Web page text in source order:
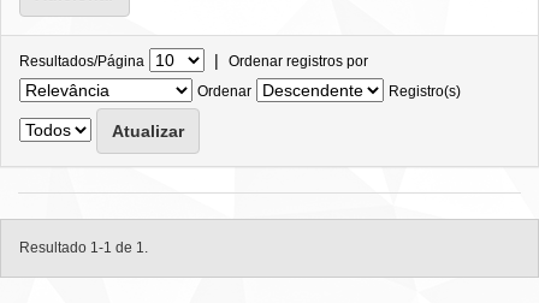
Resultados/Página | Ordenar registros por
Ordenar
Registro(s)
Resultado 1-1 de 1.